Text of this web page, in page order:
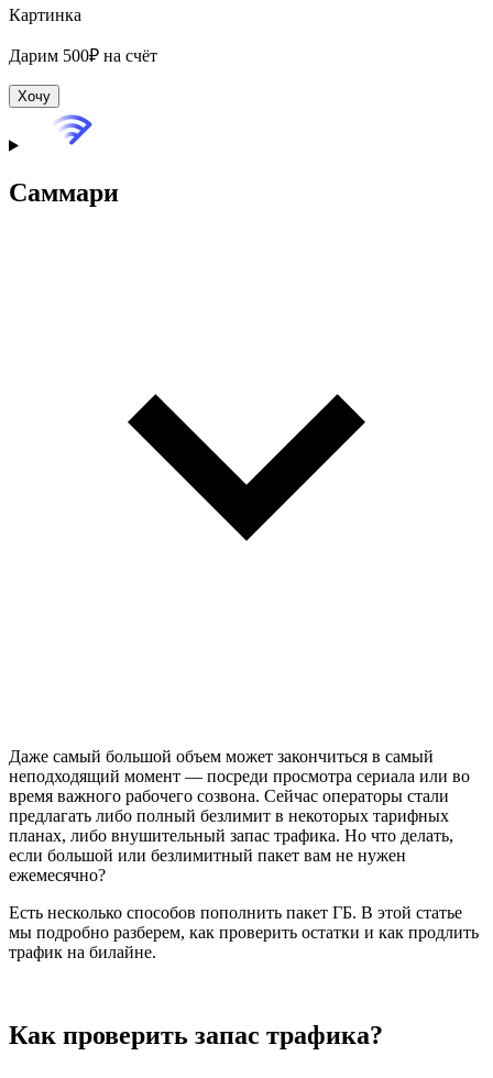
Картинка
Дарим 500₽ на счёт
Хочу
Саммари
Даже самый большой объем может закончиться в самый
неподходящий момент — посреди просмотра сериала или во
время важного рабочего созвона. Сейчас операторы стали
предлагать либо полный безлимит в некоторых тарифных
планах, либо внушительный запас трафика. Но что делать,
если большой или безлимитный пакет вам не нужен
ежемесячно?
Есть несколько способов пополнить пакет ГБ. В этой статье
мы подробно разберем, как проверить остатки и как продлить
трафик на билайне.
Как проверить запас трафика?